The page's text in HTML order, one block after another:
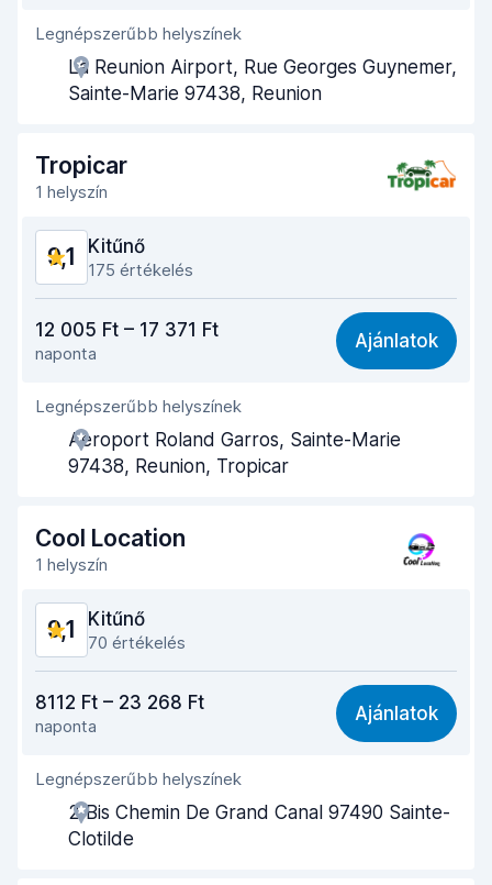
Ügynöki segítőkészség
Az autó átvételéhez szükséges idő
Az autó tisztasága 9,6
Autó állapota
Legnépszerűbb helyszínek
La Reunion Airport, Rue Georges Guynemer,
Sainte-Marie 97438, Reunion
Tropicar
1 helyszín
9,1 Kitűnő
175 értékelés
9,0
Könnyű megtalálás 9,3
Ügynöki segítőkészség
Az autó átvételéhez szükséges idő
Az autó tisztasága 9,2
Autó állapota
12 005 Ft – 17 371 Ft
naponta
Ajánlatok
Legnépszerűbb helyszínek
Aeroport Roland Garros, Sainte-Marie
97438, Reunion, Tropicar
Cool Location
1 helyszín
9,1 Kitűnő
70 értékelés
9,0
Könnyű megtalálás 8,8
Ügynöki segítőkészség
Az autó átvételéhez szükséges idő
8112 Ft – 23 268 Ft
naponta
Ajánlatok
Legnépszerűbb helyszínek
2 Bis Chemin De Grand Canal 97490 Sainte-
Clotilde